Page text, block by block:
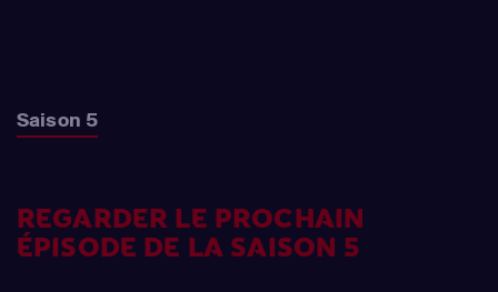
Saison 5
REGARDER LE PROCHAIN
ÉPISODE DE LA SAISON 5